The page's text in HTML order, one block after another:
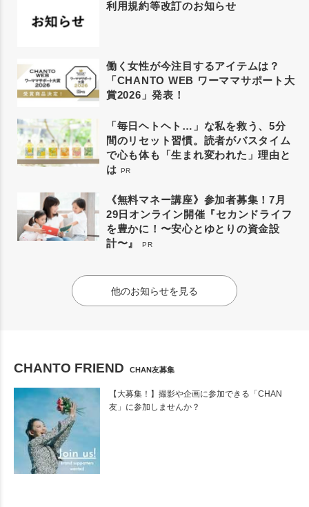
利用規約等改訂のお知らせ
働く女性が今注目するアイテムは？
「CHANTO WEB ワーママサポート大
賞2026」発表！
「毎日ヘトヘト…」な私を救う、5分
間のリセット習慣。読者がバスタイム
で心も体も「生まれ変われた」理由と
は PR
《無料マネー講座》参加者募集！7月
29日オンライン開催『セカンドライフ
を豊かに！〜安心とゆとりの資金設
計〜』
PR
他のお知らせを見る
CHANTO FRIEND CHAN友募集
【大募集！】撮影や企画に参加できる「CHAN
友」に参加しませんか？